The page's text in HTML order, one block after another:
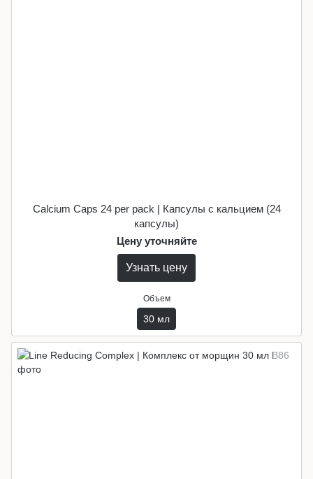
Calcium Caps 24 per pack | Капсулы с кальцием (24
капсулы)
Цену уточняйте
Узнать цену
Объем
30 мл